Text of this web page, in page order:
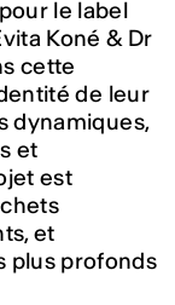
le label
Koné & Dr
cette
de leur
dynamiques,
et
est
et
plus profonds